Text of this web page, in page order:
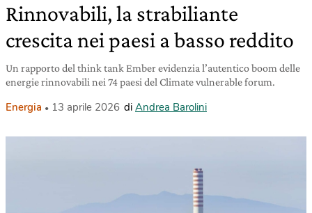
Rinnovabili, la strabiliante
crescita nei paesi a basso reddito
Un rapporto del think tank Ember evidenzia l’autentico boom delle
energie rinnovabili nei 74 paesi del Climate vulnerable forum.
Energia 13 aprile 2026 di Andrea Barolini